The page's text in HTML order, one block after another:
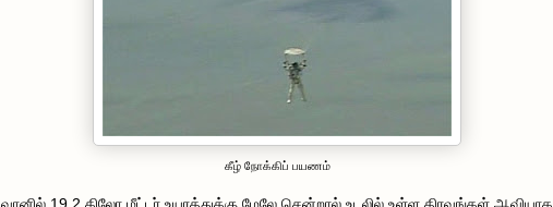
கீழ் நோக்கிப் பயணம்
வானில் 19.2 கிலோ மீட்டர் உயரத்துக்கு மேலே சென்றால் உடலில் உள்ள திரவங்கள் ஆவியாக